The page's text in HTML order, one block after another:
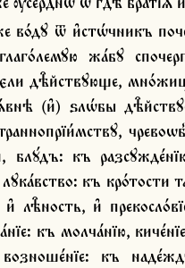
жа́бꙋ
дѣ̑йствꙋюще,
(и҆) ѕлѡ́бы
блꙋ́дъ: къ
къ кро́тости
и҆ лѣ̑ность, и҆
къ молча́нїю,
возноше́нїе: къ